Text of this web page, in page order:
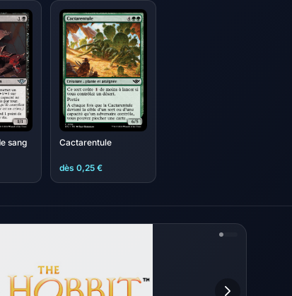
sang Cactarentule
dès 0,25 €